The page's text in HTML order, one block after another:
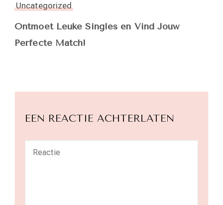
Uncategorized
Ontmoet Leuke Singles en Vind Jouw
Perfecte Match!
EEN REACTIE ACHTERLATEN